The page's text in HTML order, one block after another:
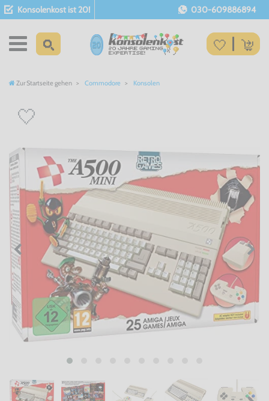
Konsolenkost ist 20! 030-609886894
Zur Startseite gehen Commodore Konsolen